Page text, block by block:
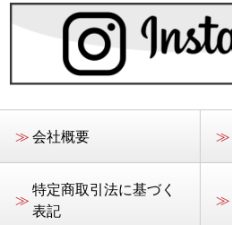
≫ 会社概要 ≫
≫
特定商取引法に基づく
表記
≫